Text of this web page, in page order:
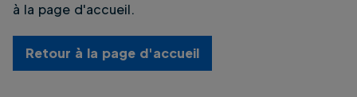
à la page d'accueil.
Retour à la page d'accueil